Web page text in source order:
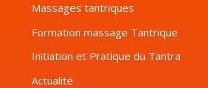
Massages tantriques
Formation massage Tantrique
Initiation et Pratique du Tantra
Actualité